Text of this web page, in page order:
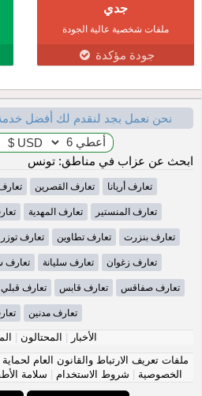
جدي
ملفات شخصية عالية الجودة
جودة مؤكدة
نحن نعمل بجد لنقدم لك أفضل
ابحث عن عزاب في مناطق: تونس
تعارف أريانا تعارف القصرين
تعارف المنستير تعارف المهدية
تعارف بنزرت تعارف تطاوين تعارف توزر
تعارف زغوان تعارف سليانة تعارف
تعارف صفاقس تعارف قابس تعارف قبلي
تعارف مدنين
الأخبار | المحتالون |
ملفات تعريف الارتباط والقانون العام لحماية
الخصوصية | شروط الاستخدام | سلامة